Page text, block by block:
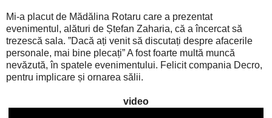
Mi-a placut de Mădălina Rotaru care a prezentat
evenimentul, alături de Ștefan Zaharia, că a încercat să
trezescă sala. ”Dacă ați venit să discutați despre afacerile
personale, mai bine plecați” A fost foarte multă muncă
nevăzută, în spatele evenimentului. Felicit compania Decro,
pentru implicare și ornarea sălii.
video